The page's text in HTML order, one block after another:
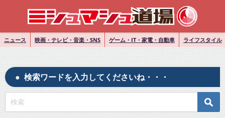
ニュース 映画・テレビ・音楽・SNS ゲーム・IT・家電・自動車 ライフスタイル
検索ワードを入力してくださいね・・・